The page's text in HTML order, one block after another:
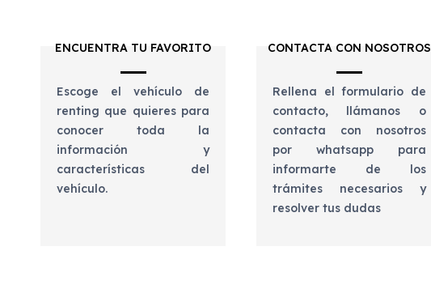
ENCUENTRA TU FAVORITO
Escoge el vehículo de
renting que quieres para
conocer toda la
información y
características del
vehículo.
CONTACTA CON NOSOTROS
Rellena el formulario de
contacto, llámanos o
contacta con nosotros
por whatsapp para
informarte de los
trámites necesarios y
resolver tus dudas